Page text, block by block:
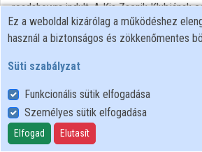
roadshowra indult. A Kis Zsenik Klubjának
irányba formálja a gyerekek hozzáállását a
tudományokhoz. A citromerőmű
helyszínen, kicsiket és nagyokat egyaránt.
rakéta, örvényáramok, égnek álló hajak,
fizika és kémia közérthető, szórakoztató
játékosan a minket körülvevő világról, a „Kis
Ez a weboldal kizárólag a működéshez
használ a biztonságos és zökkenőmentes
Süti szabályzat
Funkcionális sütik elfogadása
Személyes sütik elfogadása
Elfogad Elutasít